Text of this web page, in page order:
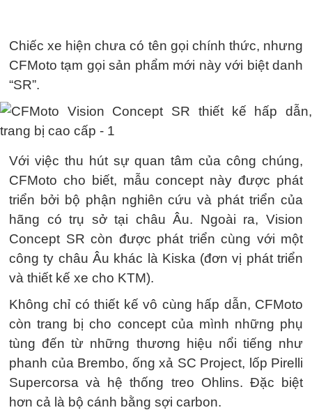
Chiếc xe hiện chưa có tên gọi chính thức, nhưng
CFMoto tạm gọi sản phẩm mới này với biệt danh
“SR”.
Với việc thu hút sự quan tâm của công chúng,
CFMoto cho biết, mẫu concept này được phát
triển bởi bộ phận nghiên cứu và phát triển của
hãng có trụ sở tại châu Âu. Ngoài ra, Vision
Concept SR còn được phát triển cùng với một
công ty châu Âu khác là Kiska (đơn vị phát triển
và thiết kế xe cho KTM).
Không chỉ có thiết kế vô cùng hấp dẫn, CFMoto
còn trang bị cho concept của mình những phụ
tùng đến từ những thương hiệu nổi tiếng như
phanh của Brembo, ống xả SC Project, lốp Pirelli
Supercorsa và hệ thống treo Ohlins. Đặc biệt
hơn cả là bộ cánh bằng sợi carbon.